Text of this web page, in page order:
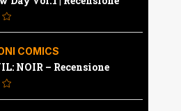
COMICS
NOIR – Recensione